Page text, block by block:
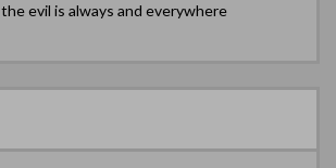
the evil is always and everywhere